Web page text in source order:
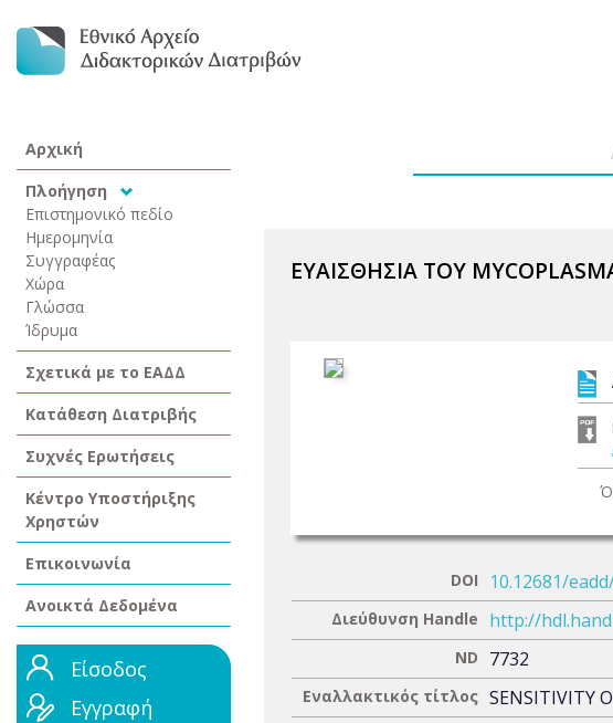
Αρχική
Πλοήγηση
Επιστημονικό πεδίο
Ημερομηνία
Συγγραφέας
Χώρα
Γλώσσα
Ίδρυμα
Σχετικά με το ΕΑΔΔ
Κατάθεση Διατριβής
Συχνές Ερωτήσεις
Κέντρο Υποστήριξης
Χρηστών
Επικοινωνία
Ανοικτά Δεδομένα
Είσοδος
Εγγραφή
ΕΥΑΙΣΘΗΣΙΑ ΤΟΥ
DOI 10.12681/
Διεύθυνση Handle http://
ND 7732
Εναλλακτικός τίτλος SENSITIVITY